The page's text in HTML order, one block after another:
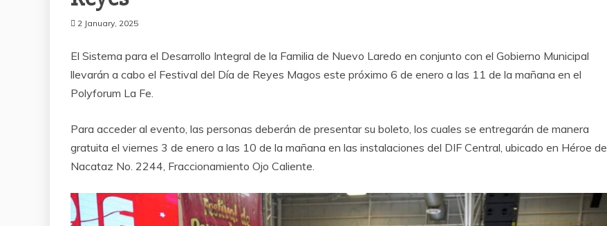
2 January, 2025
El Sistema para el Desarrollo Integral de la Familia de Nuevo Laredo en conjunto con el Gobierno Municipal
llevarán a cabo el Festival del Día de Reyes Magos este próximo 6 de enero a las 11 de la mañana en el
Polyforum La Fe.
Para acceder al evento, las personas deberán de presentar su boleto, los cuales se entregarán de manera
gratuita el viernes 3 de enero a las 10 de la mañana en las instalaciones del DIF Central, ubicado en Héroe de
Nacataz No. 2244, Fraccionamiento Ojo Caliente.